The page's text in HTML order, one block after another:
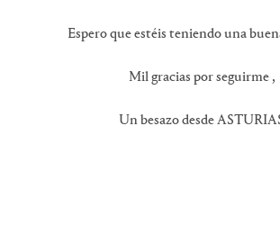
Espero que estéis teniendo una
Mil gracias por seguirme ,
Un besazo desde